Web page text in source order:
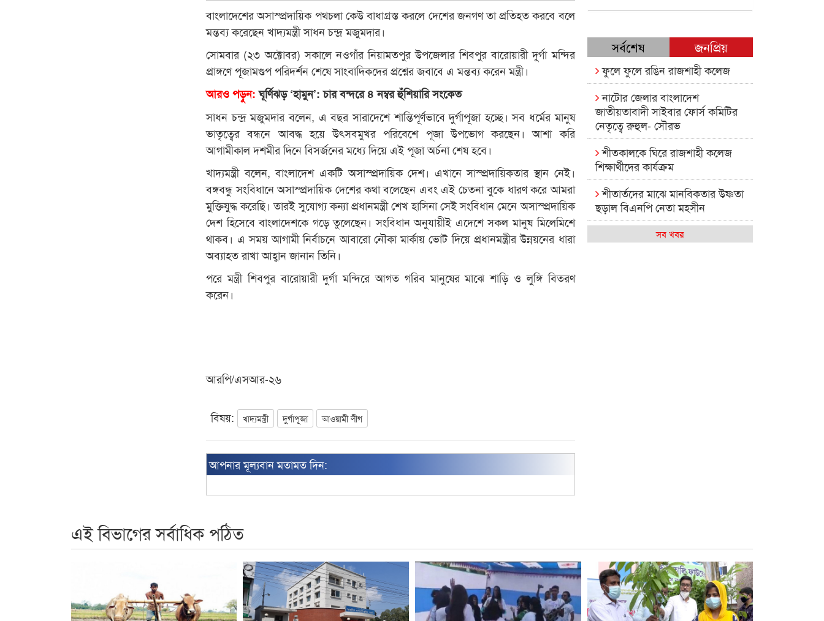
বাংলাদেশের অসাস্প্রদায়িক পথচলা কেউ বাধাগ্রস্ত করলে দেশের জনগণ তা প্রতিহত করবে বলে
মন্তব্য করেছেন খাদ্যমন্ত্রী সাধন চন্দ্র মজুমদার।
সোমবার (২৩ অক্টোবর) সকালে নওগাঁর নিয়ামতপুর উপজেলার শিবপুর বারোয়ারী দুর্গা মন্দির
প্রাঙ্গণে পূজামণ্ডপ পরিদর্শন শেষে সাংবাদিকদের প্রশ্নের জবাবে এ মন্তব্য করেন মন্ত্রী।
আরও পড়ুন:ঘূর্ণিঝড় ‘হামুন’: চার বন্দরে ৪ নম্বর হুঁশিয়ারি সংকেত
সাধন চন্দ্র মজুমদার বলেন, এ বছর সারাদেশে শান্তিপূর্ণভাবে দুর্গাপূজা হচ্ছে। সব ধর্মের মানুষ
ভাতৃত্বের বন্ধনে আবদ্ধ হয়ে উৎসবমুখর পরিবেশে পূজা উপভোগ করছেন। আশা করি
আগামীকাল দশমীর দিনে বিসর্জনের মধ্যে দিয়ে এই পূজা অর্চনা শেষ হবে।
খাদ্যমন্ত্রী বলেন, বাংলাদেশ একটি অসাস্প্রদায়িক দেশ। এখানে সাস্প্রদায়িকতার স্থান নেই।
বঙ্গবন্ধু সংবিধানে অসাস্প্রদায়িক দেশের কথা বলেছেন এবং এই চেতনা বুকে ধারণ করে আমরা
মুক্তিযুদ্ধ করেছি। তারই সুযোগ্য কন্যা প্রধানমন্ত্রী শেখ হাসিনা সেই সংবিধান মেনে অসাস্প্রদায়িক
দেশ হিসেবে বাংলাদেশকে গড়ে তুলেছেন। সংবিধান অনুযায়ীই এদেশে সকল মানুষ মিলেমিশে
থাকব। এ সময় আগামী নির্বাচনে আবারো নৌকা মার্কায় ভোট দিয়ে প্রধানমন্ত্রীর উন্নয়নের ধারা
অব্যাহত রাখা আহ্বান জানান তিনি।
পরে মন্ত্রী শিবপুর বারোয়ারী দুর্গা মন্দিরে আগত গরিব মানুষের মাঝে শাড়ি ও লুঙ্গি বিতরণ
করেন।
আরপি/এসআর-২৬
বিষয়: খাদ্যমন্ত্রী দুর্গাপূজা আওয়ামী লীগ
আপনার মূল্যবান মতামত দিন:
সর্বশেষ জনপ্রিয়
ফুলে ফুলে রঙিন রাজশাহী কলেজ
নাটোর জেলার বাংলাদেশ
জাতীয়তাবাদী সাইবার ফোর্স কমিটির
নেতৃত্বে রুহুল- সৌরভ
শীতকালকে ঘিরে রাজশাহী কলেজ
শিক্ষার্থীদের কার্যক্রম
শীতার্তদের মাঝে মানবিকতার উষ্ণতা
ছড়াল বিএনপি নেতা মহসীন
রাজশাহী কলেজের মিষ্টি বিকেল
ডাকসুতে শিবিরের নিরঙ্কুশ জয়
রাজশাহীতে ট্রাকচাপায় ভ্যানচালক
নিহত
সব খবর
এই বিভাগের সর্বাধিক পঠিত